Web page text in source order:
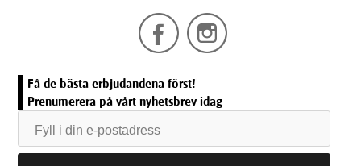
Få de bästa erbjudandena först!
Prenumerera på vårt nyhetsbrev idag